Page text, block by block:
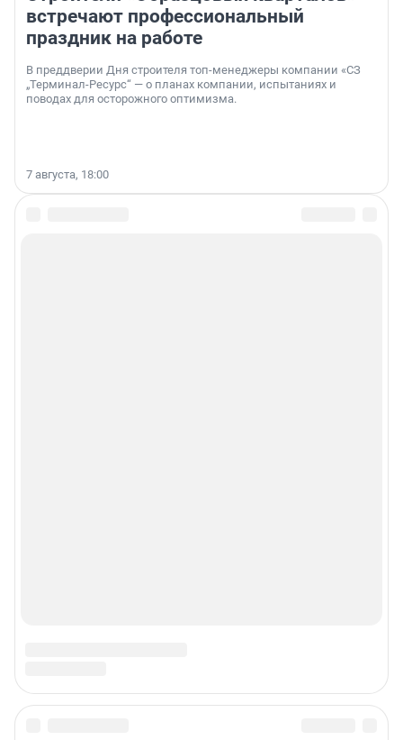
встречают профессиональный
праздник на работе
В преддверии Дня строителя топ-менеджеры компании «СЗ
„Терминал-Ресурс“ — о планах компании, испытаниях и
поводах для осторожного оптимизма.
7 августа, 18:00